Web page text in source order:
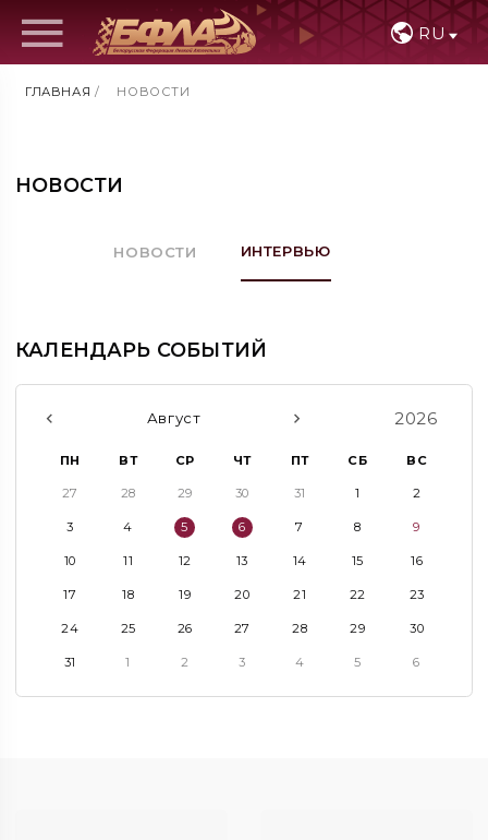
RU
ГЛАВНАЯ / НОВОСТИ
НОВОСТИ
НОВОСТИ ИНТЕРВЬЮ
КАЛЕНДАРЬ СОБЫТИЙ
Август 2026
ПН ВТ СР ЧТ ПТ СБ ВС
27 28 29 30 31 1 2
3 4 5 6 7 8 9
10 11 12 13 14 15 16
17 18 19 20 21 22 23
24 25 26 27 28 29 30
31 1 2 3 4 5 6